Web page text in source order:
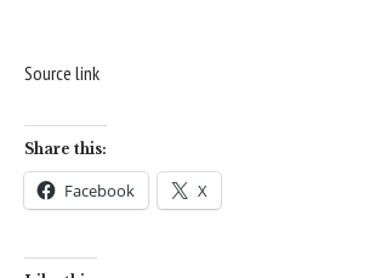
Source link
Share this:
Facebook X